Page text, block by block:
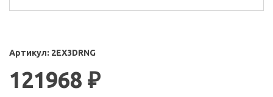
Артикул: 2EX3DRNG
121968 ₽